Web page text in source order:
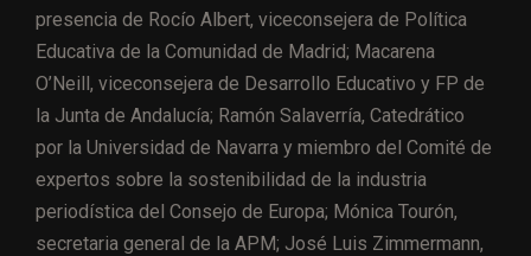
presencia de Rocío Albert, viceconsejera de Política
Educativa de la Comunidad de Madrid; Macarena
O’Neill, viceconsejera de Desarrollo Educativo y FP de
la Junta de Andalucía; Ramón Salaverría, Catedrático
por la Universidad de Navarra y miembro del Comité de
expertos sobre la sostenibilidad de la industria
periodística del Consejo de Europa; Mónica Tourón,
secretaria general de la APM; José Luis Zimmermann,